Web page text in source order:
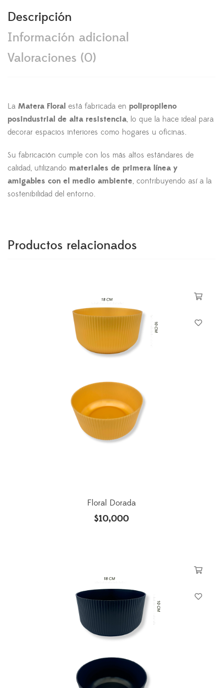
Descripción
Información adicional
Valoraciones (0)
La Matera Floral está fabricada en polipropileno
posindustrial de alta resistencia, lo que la hace ideal para
decorar espacios interiores como hogares u oficinas.
Su fabricación cumple con los más altos estándares de
calidad, utilizando materiales de primera línea y
amigables con el medio ambiente, contribuyendo así a la
sostenibilidad del entorno.
Productos relacionados
Floral Dorada
$10,000